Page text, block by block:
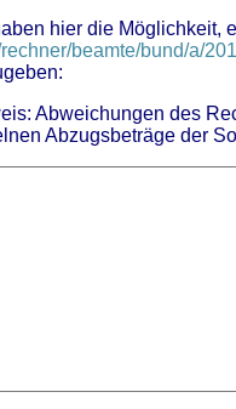
hier die Möglichkeit,
beamte/bund/a/
Abweichungen des
Abzugsbeträge der